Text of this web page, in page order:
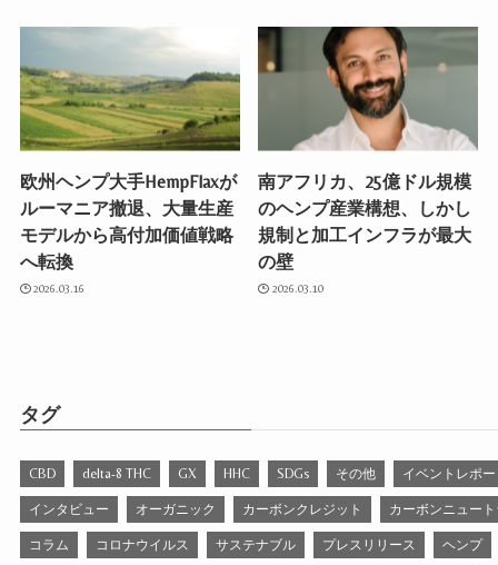
欧州ヘンプ大手HempFlaxが
ルーマニア撤退、大量生産
モデルから高付加価値戦略
へ転換
2026.03.16
南アフリカ、25億ドル規模
のヘンプ産業構想、しかし
規制と加工インフラが最大
の壁
2026.03.10
タグ
CBD delta-8 THC GX HHC SDGs その他 イベントレポ
インタビュー オーガニック カーボンクレジット カーボンニュー
コラム コロナウイルス サステナブル プレスリリース ヘンプ